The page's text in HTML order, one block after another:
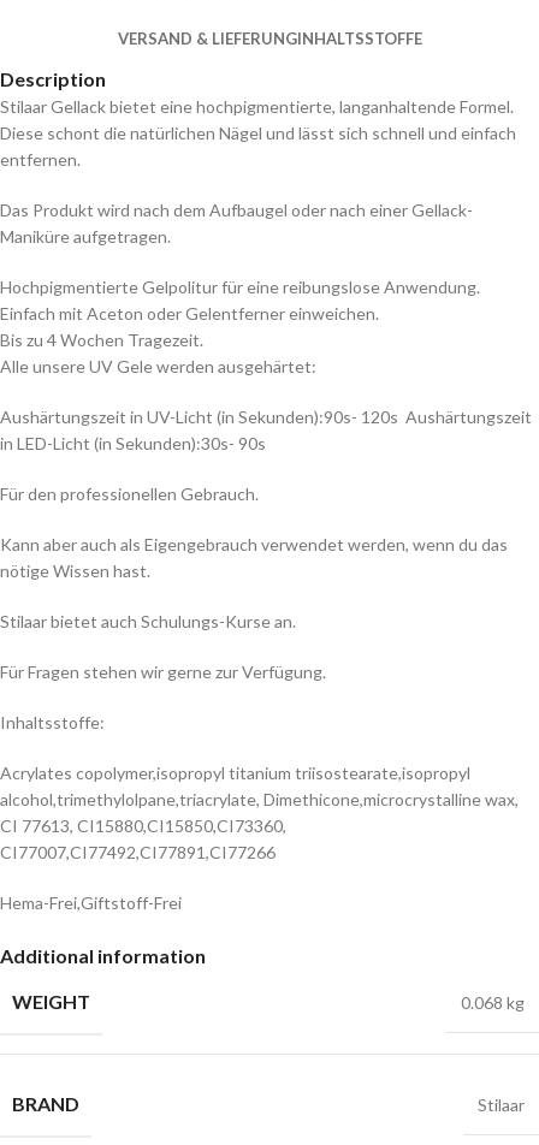
VERSAND & LIEFERUNGINHALTSSTOFFE
Description
Stilaar Gellack bietet eine hochpigmentierte, langanhaltende Formel.
Diese schont die natürlichen Nägel und lässt sich schnell und einfach
entfernen.
Das Produkt wird nach dem Aufbaugel oder nach einer Gellack-
Maniküre aufgetragen.
Hochpigmentierte Gelpolitur für eine reibungslose Anwendung.
Einfach mit Aceton oder Gelentferner einweichen.
Bis zu 4 Wochen Tragezeit.
Alle unsere UV Gele werden ausgehärtet:
Aushärtungszeit in UV-Licht (in Sekunden):90s- 120s Aushärtungszeit
in LED-Licht (in Sekunden):30s- 90s
Für den professionellen Gebrauch.
Kann aber auch als Eigengebrauch verwendet werden, wenn du das
nötige Wissen hast.
Stilaar bietet auch Schulungs-Kurse an.
Für Fragen stehen wir gerne zur Verfügung.
Inhaltsstoffe:
Acrylates copolymer,isopropyl titanium triisostearate,isopropyl
alcohol,trimethylolpane,triacrylate, Dimethicone,microcrystalline wax,
CI 77613, CI15880,CI15850,CI73360,
CI77007,CI77492,CI77891,CI77266
Hema-Frei,Giftstoff-Frei
Additional information
WEIGHT
0.068 kg
BRAND Stilaar